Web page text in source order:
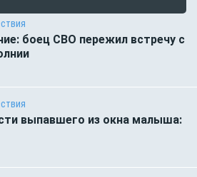
боец СВО пережил встречу с
выпавшего из окна малыша: